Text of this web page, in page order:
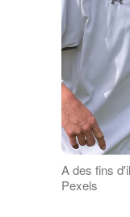
A des fins
Pexels